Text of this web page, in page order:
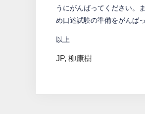
うにがんばってください。
め口述試験の準備をがんば
以上
JP, 柳康樹